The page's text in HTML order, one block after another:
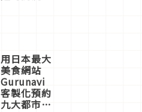
用日本最大
美食網站
Gurunavi
客製化預約
九大都市餐